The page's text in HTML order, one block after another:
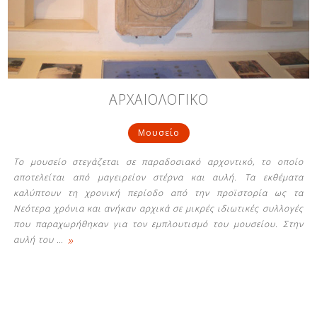
Δείτε μας:
Δείτε μας:
Δείτε μας:
Δείτε μας:
Δείτε μας:
Δείτε μας:
ΑΡΧΑΙΟΛΟΓΙΚΟ
Μουσείο
Το μουσείο στεγάζεται σε παραδοσιακό αρχοντικό, το οποίο
αποτελείται από μαγειρείον στέρνα και αυλή. Τα εκθέματα
καλύπτουν τη χρονική περίοδο από την προϊστορία ως τα
Νεότερα χρόνια και ανήκαν αρχικά σε μικρές ιδιωτικές συλλογές
που παραχωρήθηκαν για τον εμπλουτισμό του μουσείου. Στην
αυλή του … »